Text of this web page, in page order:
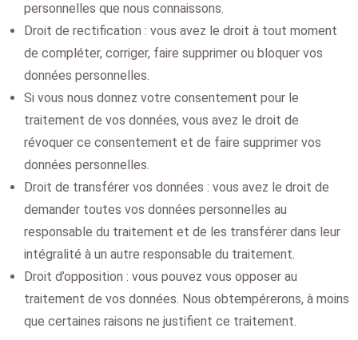
personnelles que nous connaissons.
Droit de rectification : vous avez le droit à tout moment
de compléter, corriger, faire supprimer ou bloquer vos
données personnelles.
Si vous nous donnez votre consentement pour le
traitement de vos données, vous avez le droit de
révoquer ce consentement et de faire supprimer vos
données personnelles.
Droit de transférer vos données : vous avez le droit de
demander toutes vos données personnelles au
responsable du traitement et de les transférer dans leur
intégralité à un autre responsable du traitement.
Droit d’opposition : vous pouvez vous opposer au
traitement de vos données. Nous obtempérerons, à moins
que certaines raisons ne justifient ce traitement.